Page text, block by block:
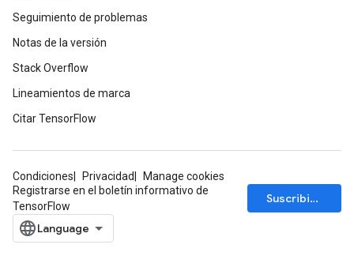
Seguimiento de problemas
Notas de la versión
Stack Overflow
Lineamientos de marca
Citar TensorFlow
Condiciones Privacidad
Manage cookies
Registrarse en el boletín informativo de
TensorFlow
Suscribirse